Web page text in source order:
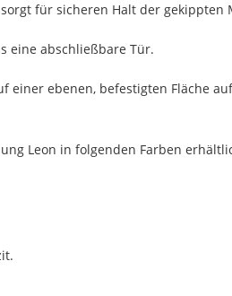
für sicheren Halt der gekippten
eine abschließbare Tür.
ebenen, befestigten Fläche
Leon in folgenden Farben